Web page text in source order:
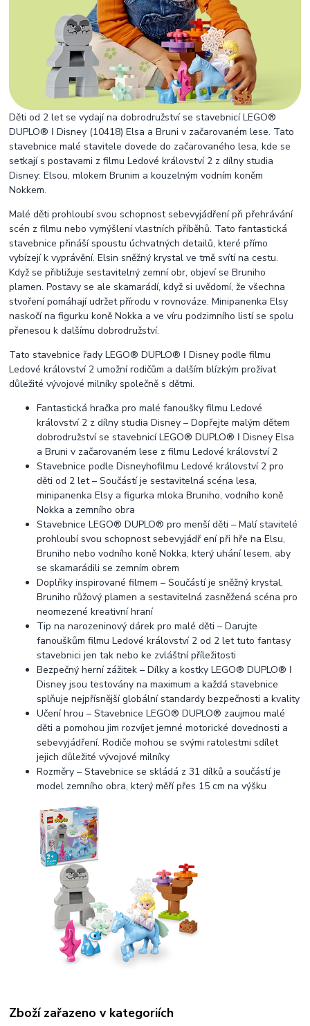
Děti od 2 let se vydají na dobrodružství se stavebnicí LEGO®
DUPLO® ǀ Disney (10418) Elsa a Bruni v začarovaném lese. Tato
stavebnice malé stavitele dovede do začarovaného lesa, kde se
setkají s postavami z filmu Ledové království 2 z dílny studia
Disney: Elsou, mlokem Brunim a kouzelným vodním koněm
Nokkem.
Malé děti prohloubí svou schopnost sebevyjádření při přehrávání
scén z filmu nebo vymýšlení vlastních příběhů. Tato fantastická
stavebnice přináší spoustu úchvatných detailů, které přímo
vybízejí k vyprávění. Elsin sněžný krystal ve tmě svítí na cestu.
Když se přibližuje sestavitelný zemní obr, objeví se Bruniho
plamen. Postavy se ale skamarádí, když si uvědomí, že všechna
stvoření pomáhají udržet přírodu v rovnováze. Minipanenka Elsy
naskočí na figurku koně Nokka a ve víru podzimního listí se spolu
přenesou k dalšímu dobrodružství.
Tato stavebnice řady LEGO® DUPLO® ǀ Disney podle filmu
Ledové království 2 umožní rodičům a dalším blízkým prožívat
důležité vývojové milníky společně s dětmi.
Fantastická hračka pro malé fanoušky filmu Ledové
království 2 z dílny studia Disney – Dopřejte malým dětem
dobrodružství se stavebnicí LEGO® DUPLO® ǀ Disney Elsa
a Bruni v začarovaném lese z filmu Ledové království 2
Stavebnice podle Disneyhofilmu Ledové království 2 pro
děti od 2 let – Součástí je sestavitelná scéna lesa,
minipanenka Elsy a figurka mloka Bruniho, vodního koně
Nokka a zemního obra
Stavebnice LEGO® DUPLO® pro menší děti – Malí stavitelé
prohloubí svou schopnost sebevyjádř ení při hře na Elsu,
Bruniho nebo vodního koně Nokka, který uhání lesem, aby
se skamarádili se zemním obrem
Doplňky inspirované filmem – Součástí je sněžný krystal,
Bruniho růžový plamen a sestavitelná zasněžená scéna pro
neomezené kreativní hraní
Tip na narozeninový dárek pro malé děti – Darujte
fanouškům filmu Ledové království 2 od 2 let tuto fantasy
stavebnici jen tak nebo ke zvláštní příležitosti
Bezpečný herní zážitek – Dílky a kostky LEGO® DUPLO® ǀ
Disney jsou testovány na maximum a každá stavebnice
splňuje nejpřísnější globální standardy bezpečnosti a kvality
Učení hrou – Stavebnice LEGO® DUPLO® zaujmou malé
děti a pomohou jim rozvíjet jemné motorické dovednosti a
sebevyjádření. Rodiče mohou se svými ratolestmi sdílet
jejich důležité vývojové milníky
Rozměry – Stavebnice se skládá z 31 dílků a součástí je
model zemního obra, který měří přes 15 cm na výšku
Zboží zařazeno v kategoriích